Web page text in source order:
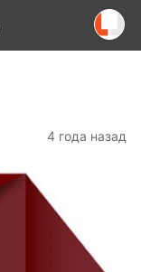
4 года назад